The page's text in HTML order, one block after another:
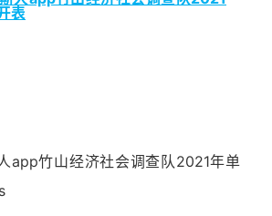
表
app竹山经济社会调查队2021年单